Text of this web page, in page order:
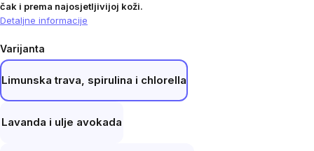
čak i prema najosjetljivijoj koži.
Detaljne informacije
Varijanta
Limunska trava, spirulina i chlorella
Lavanda i ulje avokada